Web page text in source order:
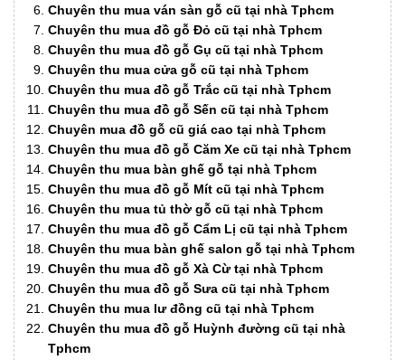
Chuyên thu mua ván sàn gỗ cũ tại nhà Tphcm
Chuyên thu mua đồ gỗ Đỏ cũ tại nhà Tphcm
Chuyên thu mua đồ gỗ Gụ cũ tại nhà Tphcm
Chuyên thu mua cửa gỗ cũ tại nhà Tphcm
Chuyên thu mua đồ gỗ Trắc cũ tại nhà Tphcm
Chuyên thu mua đồ gỗ Sến cũ tại nhà Tphcm
Chuyên mua đồ gỗ cũ giá cao tại nhà Tphcm
Chuyên thu mua đồ gỗ Căm Xe cũ tại nhà Tphcm
Chuyên thu mua bàn ghế gỗ tại nhà Tphcm
Chuyên thu mua đồ gỗ Mít cũ tại nhà Tphcm
Chuyên thu mua tủ thờ gỗ cũ tại nhà Tphcm
Chuyên thu mua đồ gỗ Cẩm Lị cũ tại nhà Tphcm
Chuyên thu mua bàn ghế salon gỗ tại nhà Tphcm
Chuyên thu mua đồ gỗ Xà Cừ tại nhà Tphcm
Chuyên thu mua đồ gỗ Sưa cũ tại nhà Tphcm
Chuyên thu mua lư đồng cũ tại nhà Tphcm
Chuyên thu mua đồ gỗ Huỳnh đường cũ tại nhà
Tphcm